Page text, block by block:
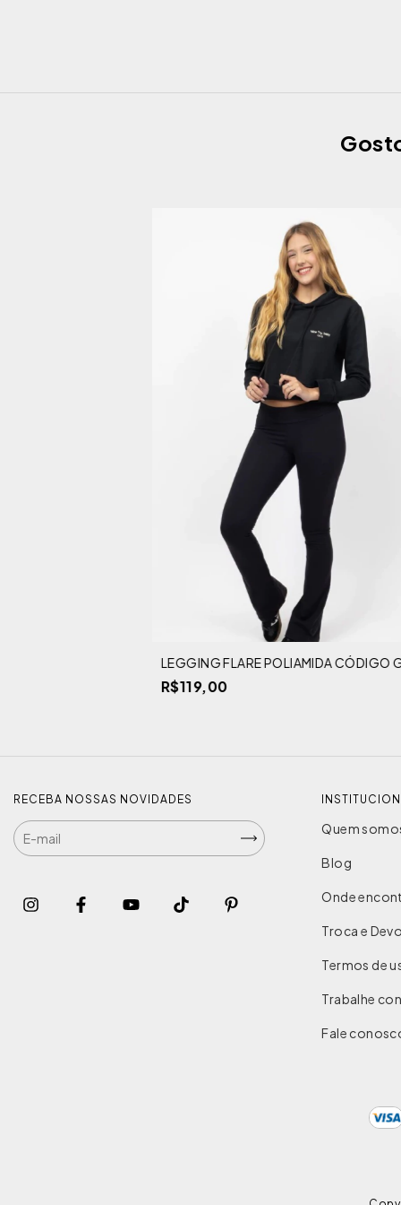
LEGGING FLARE POLIAMIDA CÓDIGO
R$119,00
RECEBA NOSSAS NOVIDADES
Quem
Blog
Onde
Troca e
Termos de
Trabalhe
Fale